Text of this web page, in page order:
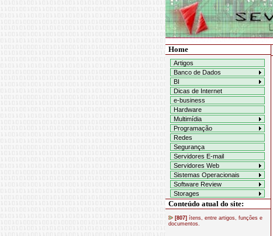
Home
Artigos
Banco de Dados
BI
Dicas de Internet
e-business
Hardware
Multimídia
Programação
Redes
Segurança
Servidores E-mail
Servidores Web
Sistemas Operacionais
Software Review
Storages
Conteúdo atual do site:
[807] ítens, entre artigos, funções e
documentos.